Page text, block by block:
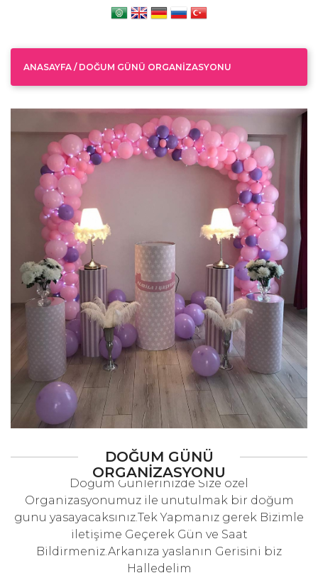
ANASAYFA / DOĞUM GÜNÜ ORGANIZASYONU
DOĞUM GÜNÜ
ORGANIZASYONU
Doğum Günlerinizde Size özel
Organizasyonumuz ile unutulmak bir doğum
gunu yasayacaksınız.Tek Yapmanız gerek Bizimle
iletişime Geçerek Gün ve Saat
Bildirmeniz.Arkanıza yaslanın Gerisini biz
Halledelim